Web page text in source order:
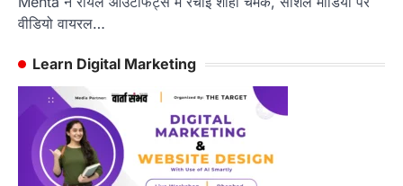
वीडियो वायरल…
Learn Digital Marketing